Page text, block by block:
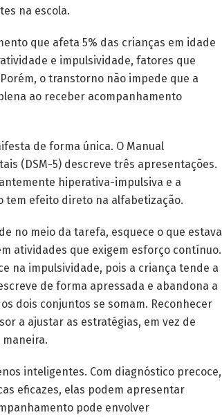
na escola.
que afeta 5% das crianças em idade
e impulsividade, fatores que
o transtorno não impede que a
ao receber acompanhamento
de forma única. O Manual
(DSM-5) descreve três apresentações.
hiperativa-impulsiva e a
tem efeito direto na alfabetização.
no meio da tarefa, esquece o que estava
atividades que exigem esforço contínuo.
na impulsividade, pois a criança tende a
de forma apressada e abandona a
dois conjuntos se somam. Reconhecer
a ajustar as estratégias, em vez de
inteligentes. Com diagnóstico precoce,
eficazes, elas podem apresentar
pode envolver